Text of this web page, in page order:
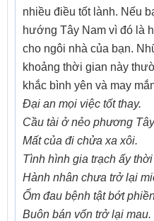
nhiều điều tốt lành. Nếu
hướng Tây Nam vì đó là
cho ngôi nhà của bạn.
khoảng thời gian này
khắc bình yên và may
Đại an mọi việc tốt thay.
Cầu tài ở nẻo phương
Mất của đi chửa xa xôi.
Tình hình gia trạch ấy
Hành nhân chưa trở lại
Ốm đau bệnh tật bớt
Buôn bán vốn trở lại mau.